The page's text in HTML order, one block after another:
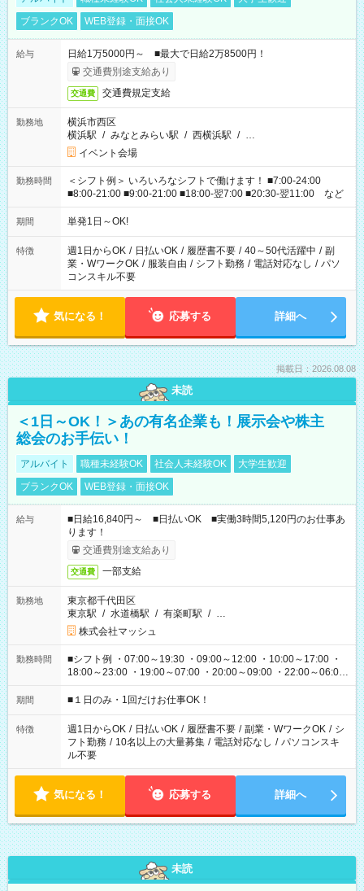
ブランクOK
WEB登録・面接OK
給与
日給1万5000円～ ■最大で日給2万8500円！
交通費別途支給あり
交通費 交通費規定支給
勤務地
横浜市西区
横浜駅 / みなとみらい駅 / 西横浜駅 / …
イベント会場
勤務時間
＜シフト例＞ いろいろなシフトで働けます！ ■7:00-24:00
■8:00-21:00 ■9:00-21:00 ■18:00-翌7:00 ■20:30-翌11:00 など
期間 単発1日～OK!
特徴 週1日からOK / 日払いOK / 履歴書不要 / 40～50代活躍中 / 副
業・WワークOK / 服装自由 / シフト勤務 / 電話対応なし / パソ
コンスキル不要
気になる！ 応募する 詳細へ
掲載日：2026.08.08
未読
＜1日～OK！＞あの有名企業も！展示会や株主
総会のお手伝い！
アルバイト 職種未経験OK 社会人未経験OK
大学生歓迎
ブランクOK
WEB登録・面接OK
給与
■日給16,840円～ ■日払いOK ■実働3時間5,120円のお仕事あ
ります！
交通費別途支給あり
交通費 一部支給
勤務地
東京都千代田区
東京駅 / 水道橋駅 / 有楽町駅 / …
株式会社マッシュ
勤務時間
■シフト例 ・07:00～19:30 ・09:00～12:00 ・10:00～17:00 ・
18:00～23:00 ・19:00～07:00 ・20:00～09:00 ・22:00～06:00
etc ★最短で3時間で5,120円のお仕事から 15時間で2万円近く稼
げるお仕事も！ ご希望のお時間に合わせてご紹介！ ※シフトは
ください！
期間 ■１日のみ・1回だけお仕事OK！
特徴 週1日からOK / 日払いOK / 履歴書不要 / 副業・WワークOK / シ
フト勤務 / 10名以上の大量募集 / 電話対応なし / パソコンスキ
ル不要
気になる！ 応募する 詳細へ
未読